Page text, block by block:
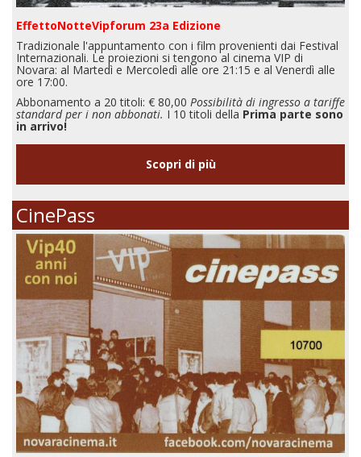
EffettoNotteVipforum 23a Edizione
Tradizionale l'appuntamento con i film provenienti dai Festival
Internazionali. Le proiezioni si tengono al cinema VIP di
Novara: al Martedì e Mercoledì alle ore 21:15 e al Venerdì alle
ore 17:00.
Abbonamento a 20 titoli: € 80,00 Possibilità di ingresso a tariffe
standard per i non abbonati. I 10 titoli della Prima parte sono
in arrivo!
Scopri di più
CinePass